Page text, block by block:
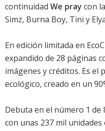
continuidad We pray con
Simz, Burna Boy, Tini y
En edición limitada en
expandido de 28 páginas
imágenes y créditos. Es
ecológico, creado en un
Debuta en el número 1 de
con unas 237 mil